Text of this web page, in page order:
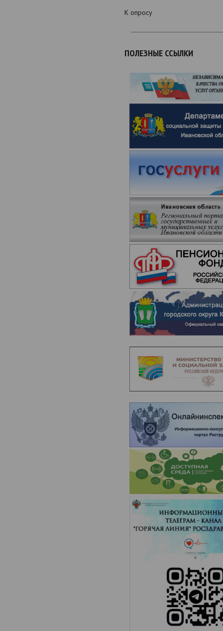
К опросу
ПОЛЕЗНЫЕ ССЫЛКИ